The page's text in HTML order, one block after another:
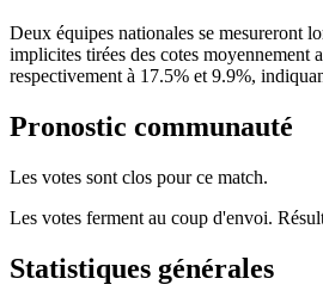
Deux équipes nationales se mesureront
implicites tirées des cotes moyennement
respectivement à 17.5% et 9.9%,
Pronostic communauté
Les votes sont clos pour ce match.
Les votes ferment au coup d'envoi.
Statistiques générales